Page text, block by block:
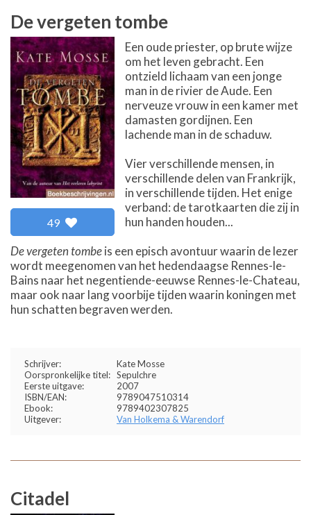
De vergeten tombe
49
Een oude priester, op brute wijze
om het leven gebracht. Een
ontzield lichaam van een jonge
man in de rivier de Aude. Een
nerveuze vrouw in een kamer met
damasten gordijnen. Een
lachende man in de schaduw.
Vier verschillende mensen, in
verschillende delen van Frankrijk,
in verschillende tijden. Het enige
verband: de tarotkaarten die zij in
hun handen houden...
De vergeten tombeis een episch avontuur waarin de lezer
wordt meegenomen van het hedendaagse Rennes-le-
Bains naar het negentiende-eeuwse Rennes-le-Chateau,
maar ook naar lang voorbije tijden waarin koningen met
hun schatten begraven werden.
Schrijver:
Kate Mosse
Oorspronkelijke titel: Sepulchre
Eerste uitgave:
2007
ISBN/EAN:
9789047510314
Ebook:
9789402307825
Uitgever:
Van Holkema & Warendorf
Citadel